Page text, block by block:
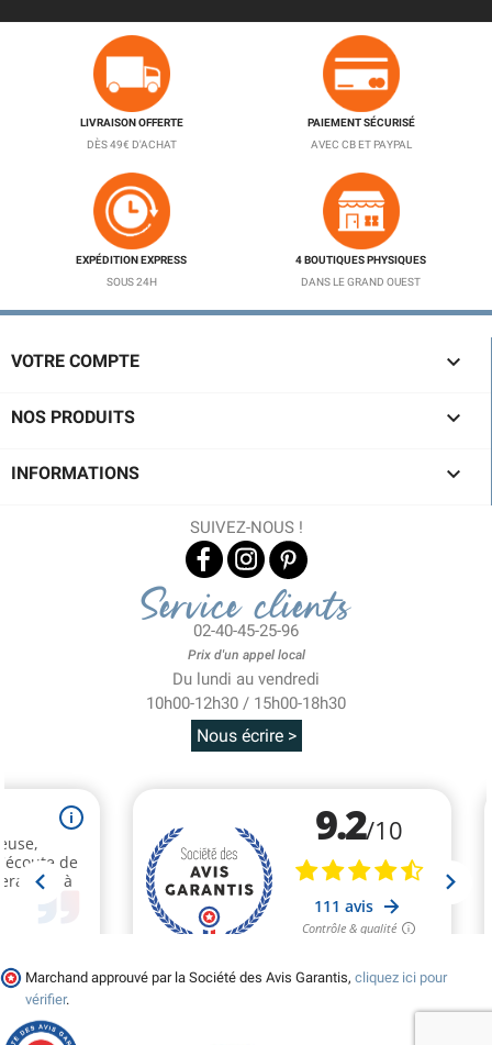
LIVRAISON OFFERTE
DÈS 49€ D'ACHAT
PAIEMENT SÉCURISÉ
AVEC CB ET PAYPAL
EXPÉDITION EXPRESS
SOUS 24H
4 BOUTIQUES PHYSIQUES
DANS LE GRAND OUEST
VOTRE COMPTE 
NOS PRODUITS 
INFORMATIONS 
SUIVEZ-NOUS !
Service clients
02-40-45-25-96
Prix d'un appel local
Du lundi au vendredi
10h00-12h30 / 15h00-18h30
Nous écrire >
Marchand approuvé par la Société des Avis Garantis, cliquez ici pour
vérifier.